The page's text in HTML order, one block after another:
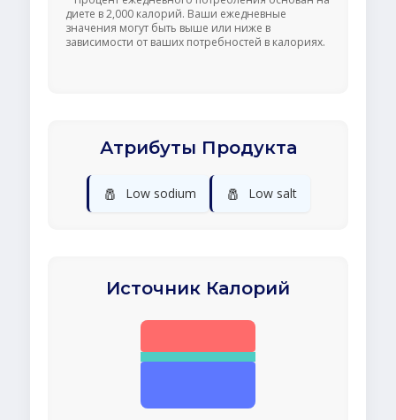
диете в 2,000 калорий. Ваши ежедневные
значения могут быть выше или ниже в
зависимости от ваших потребностей в калориях.
Атрибуты Продукта
🧂 Low sodium 🧂 Low salt
Источник Калорий